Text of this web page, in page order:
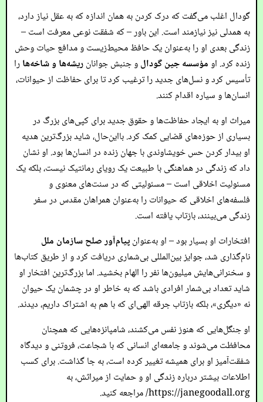
گودال اغلب می‌گفت که درک کردن به همان اندازه که به عقل نیاز دارد،
به همدلی نیز نیازمند است. این باور – که شفقت نوعی معرفت است –
زندگی بعدی او را به‌عنوان یک حافظ محیط‌زیست و مدافع حیات وحش
زنده کرد. اومؤسسه جین گودالو جنبش جوانانریشه‌ها و شاخه‌هارا
تأسیس کرد و نسل‌های جدید را ترغیب کرد تا برای حفاظت از حیوانات،
انسان‌ها و سیاره اقدام کنند.
میراث او به ایجاد حفاظت‌ها و حقوق جدید برای کپی‌های بزرگ در
بسیاری از حوزه‌های قضایی کمک کرد. بااین‌حال، شاید بزرگ‌ترین هدیه
او بیدار کردن حس خویشاوندی با جهان زنده در انسان‌ها بود. او نشان
داد که زندگی در هماهنگی با طبیعت یک رویای رمانتیک نیست، بلکه یک
مسئولیت اخلاقی است – مسئولیتی که در سنت‌های معنوی و
فلسفه‌های اخلاقی که حیوانات را به‌عنوان همراهان مقدس در سفر
زندگی می‌بینند، بازتاب یافته است.
افتخارات او بسیار بود – او به‌عنوانپیام‌آور صلح سازمان ملل
نام‌گذاری شد، جوایز بین‌المللی بی‌شماری دریافت کرد و از طریق کتاب‌ها
و سخنرانی‌هایش میلیون‌ها نفر را الهام بخشید. اما بزرگ‌ترین افتخار او
شاید تعداد بی‌شمار افرادی باشد که به خاطر او در چشمان یک حیوان
نه «دیگری»، بلکه بازتاب جرقه الهی‌ای که با هم به اشتراک داریم، دیدند.
او جنگل‌هایی که هنوز نفس می‌کشند، شامپانزه‌هایی که همچنان
محافظت می‌شوند و جامعه‌ای انسانی که با شجاعت، فروتنی و دیدگاه
شفقت‌آمیز او برای همیشه تغییر کرده است، به جا گذاشت. برای کسب
اطلاعات بیشتر درباره زندگی او و حمایت از میراثش، به
https://janegoodall.org/ مراجعه کنید.